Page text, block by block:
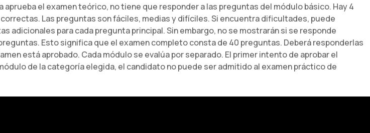
el examen teórico, no tiene que responder a las preguntas del módulo básico. Hay 4
Las preguntas son fáciles, medias y difíciles. Si encuentra dificultades, puede
adicionales para cada pregunta principal. Sin embargo, no se mostrarán si se responde
Esto significa que el examen completo consta de 40 preguntas. Deberá responderlas
está aprobado. Cada módulo se evalúa por separado. El primer intento de aprobar el
de la categoría elegida, el candidato no puede ser admitido al examen práctico de